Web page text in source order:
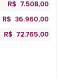
R$ 7.508,00
R$ 36.960,00
R$ 72.765,00